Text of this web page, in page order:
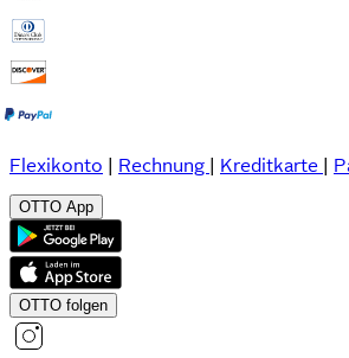
Flexikonto Rechnung Kreditkarte
OTTO App
OTTO folgen